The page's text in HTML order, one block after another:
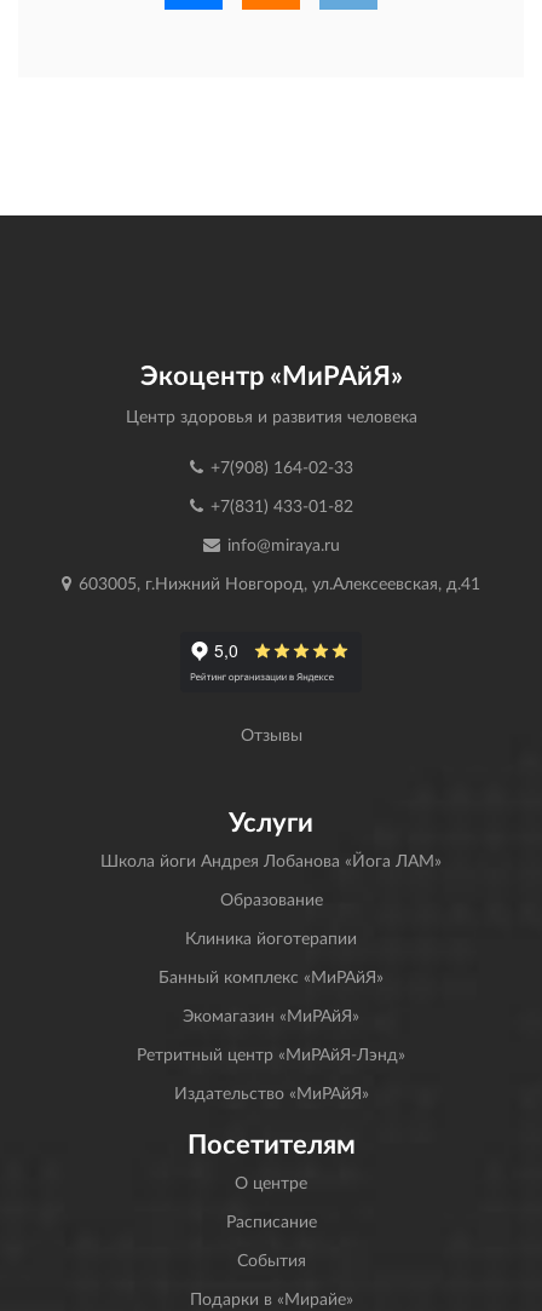
Экоцентр «МиРАйЯ»
Центр здоровья и развития человека
+7(908) 164-02-33
+7(831) 433-01-82
info@miraya.ru
603005, г.Нижний Новгород, ул.Алексеевская, д.41
Отзывы
Услуги
Школа йоги Андрея Лобанова «Йога ЛАМ»
Образование
Клиника йоготерапии
Банный комплекс «МиРАйЯ»
Экомагазин «МиРАйЯ»
Ретритный центр «МиРАйЯ-Лэнд»
Издательство «МиРАйЯ»
Посетителям
О центре
Расписание
События
Подарки в «Мирайе»